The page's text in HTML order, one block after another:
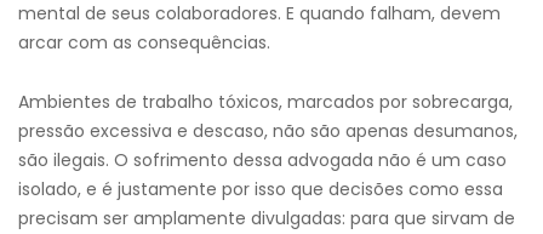
mental de seus colaboradores. E quando falham, devem
arcar com as consequências.
Ambientes de trabalho tóxicos, marcados por sobrecarga,
pressão excessiva e descaso, não são apenas desumanos,
são ilegais. O sofrimento dessa advogada não é um caso
isolado, e é justamente por isso que decisões como essa
precisam ser amplamente divulgadas: para que sirvam de